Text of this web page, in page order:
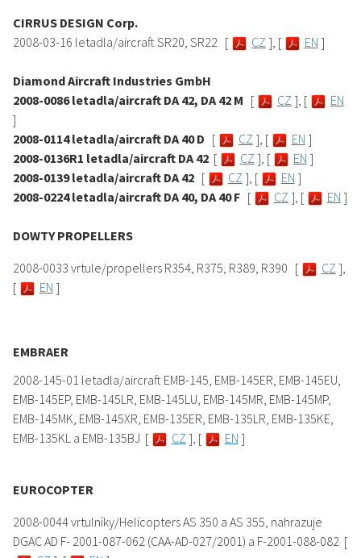
CIRRUS DESIGN Corp.
2008-03-16 letadla/aircraft SR20, SR22 [
CZ ], [ EN ]
Diamond Aircraft Industries GmbH
2008-0086 letadla/aircraft DA 42, DA 42 M [ CZ ], [
EN
]
2008-0114 letadla/aircraft DA 40 D [ CZ ], [ EN ]
2008-0136R1 letadla/aircraft DA 42 [ CZ ], [ EN ]
2008-0139 letadla/aircraft DA 42 [ CZ ], [ EN ]
2008-0224 letadla/aircraft DA 40, DA 40 F [ CZ ], [ EN ]
DOWTY PROPELLERS
2008-0033 vrtule/propellers R354, R375, R389, R390 [
CZ ],
[
EN ]
EMBRAER
2008-145-01 letadla/aircraft EMB-145, EMB-145ER, EMB-145EU,
EMB-145EP, EMB-145LR, EMB-145LU, EMB-145MR, EMB-145MP,
EMB-145MK, EMB-145XR, EMB-135ER, EMB-135LR, EMB-135KE,
EMB-135KL a EMB-135BJ [
CZ ], [ EN ]
EUROCOPTER
2008-0044 vrtulníky/Helicopters AS 350 a AS 355, nahrazuje
DGAC AD F- 2001-087-062 (CAA-AD-027/2001) a F-2001-088-082 [